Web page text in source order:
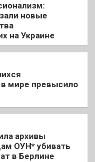
новые
на Украине
мире превысило
архивы
ОУН* убивать
в Берлине